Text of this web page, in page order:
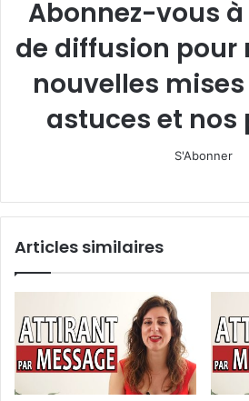
Abonnez-vous
de diffusion pour
nouvelles
astuces et nos
S'Abonner
Articles similaires